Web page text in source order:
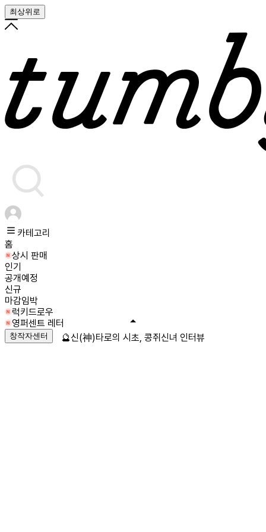
최상위로
카테고리
홈
상시 판매
인기
공개예정
신규
마감임박
럭키드로우
영퍼센트 레터
창작자센터 🔮신(神)타로의 시초, 콩쥐신녀 인터뷰